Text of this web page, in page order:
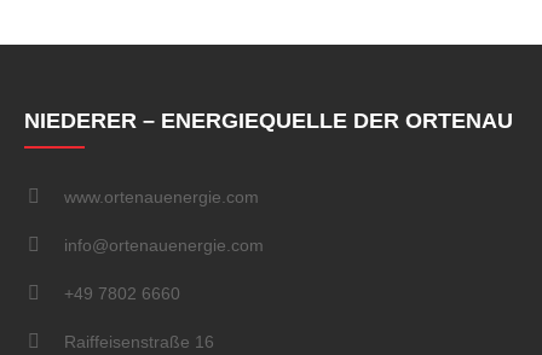
NIEDERER – ENERGIEQUELLE DER ORTENAU
www.ortenauenergie.com
info@ortenauenergie.com
+49 7802 6660
Raiffeisenstraße 16